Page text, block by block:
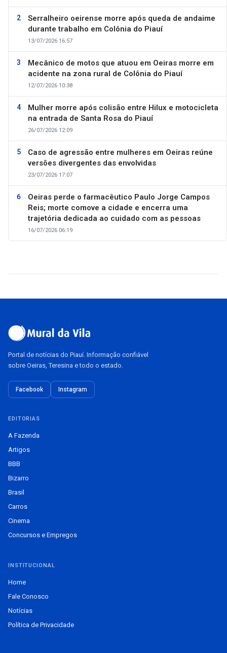
Serralheiro oeirense morre após queda de andaime
durante trabalho em Colônia do Piauí
13/07/2026 16:57
Mecânico de motos que atuou em Oeiras morre em
acidente na zona rural de Colônia do Piauí
12/07/2026 10:38
Mulher morre após colisão entre Hilux e motocicleta
na entrada de Santa Rosa do Piauí
26/07/2026 12:09
Caso de agressão entre mulheres em Oeiras reúne
versões divergentes das envolvidas
23/07/2026 17:07
Oeiras perde o farmacêutico Paulo Jorge Campos
Reis; morte comove a cidade e encerra uma
trajetória dedicada ao cuidado com as pessoas
16/07/2026 06:19
Portal de notícias do Piauí. Informação confiável
sobre Oeiras, Teresina e todo o estado.
Facebook Instagram
EDITORIAS
A Fazenda
Artigos
BBB
Bizarro
Brasil
Carros
Cinema
Concursos e Empregos
INSTITUCIONAL
Home
Fale Conosco
Notícias
Política de Privacidade